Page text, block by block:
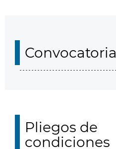
Convocatoria
Pliegos de
condiciones